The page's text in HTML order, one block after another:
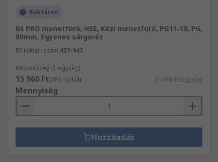
Raktáron
RS PRO menetfúró, HSS, Kézi menetfúró, PG11-18, PG,
80mm, Egyenes sárgaréz
RS raktári szám 427-947
Részösszeg (1 egység)
15 960 Ft(ÁFA nélkül) 15 960 Ft/egység
Mennyiség
Hozzáadás